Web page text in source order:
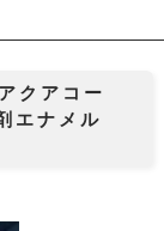
クアコー
エナメル